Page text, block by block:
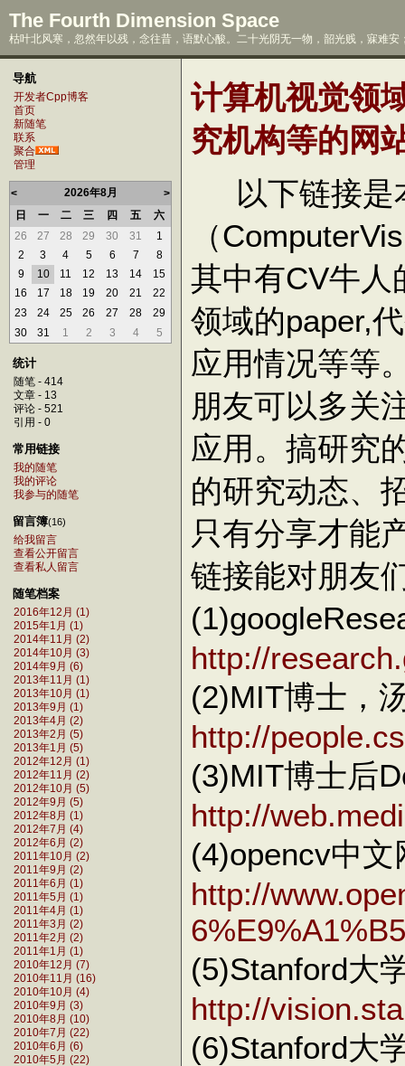
The Fourth Dimension Space
枯叶北风寒，忽然年以残，念往昔，语默心酸。二十光阴无一物，韶光贱，寐难
导航
开发者Cpp博客
首页
新随笔
联系
聚合
管理
< 2026年8月
>
日
一 二 三 四 五
六
26
27 28 29 30 31
1
2
3 4 5 6 7
8
9
10 11 12 13 14
15
16
17 18 19 20 21
22
23
24 25 26 27 28
29
30
31 1 2 3 4 5
统计
随笔 - 414
文章 - 13
评论 - 521
引用 - 0
常用链接
我的随笔
我的评论
我参与的随笔
留言簿(16)
给我留言
查看公开留言
查看私人留言
随笔档案
2016年12月 (1)
2015年1月 (1)
2014年11月 (2)
2014年10月 (3)
2014年9月 (6)
2013年11月 (1)
2013年10月 (1)
2013年9月 (1)
2013年4月 (2)
2013年2月 (5)
2013年1月 (5)
2012年12月 (1)
2012年11月 (2)
2012年10月 (5)
2012年9月 (5)
2012年8月 (1)
2012年7月 (4)
2012年6月 (2)
2011年10月 (2)
2011年9月 (2)
2011年6月 (1)
2011年5月 (1)
2011年4月 (1)
2011年3月 (2)
2011年2月 (2)
2011年1月 (1)
2010年12月 (7)
2010年11月 (16)
2010年10月 (4)
2010年9月 (3)
2010年8月 (10)
2010年7月 (22)
2010年6月 (6)
2010年5月 (22)
计算机视觉领
究机构等的网
以下链接是
（
其中有CV牛人
领域的paper,
应用情况等等
朋友可以多关
应用。搞研究
的研究动态、
只有分享才能
链接能对朋友
http://
(2)MIT博士，
http://
(3)MIT博士后
http://
(4)opencv中文
http://
6%E9%A1%B5
(5)Stanford大
http://
(6)Stanford大